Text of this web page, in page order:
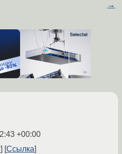
→
+00:00
Ссылка